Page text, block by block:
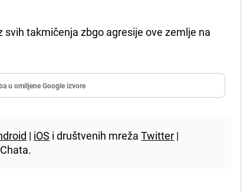
svih takmičenja zbgo agresije ove zemlje na
u omiljene Google izvore
| iOS i društvenih mrežaTwitter |
Chata.